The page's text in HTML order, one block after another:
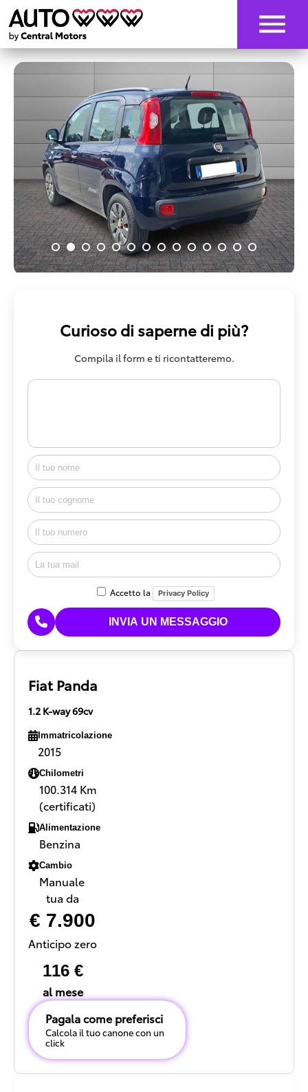
Curioso di saperne di più?
Compila il form e ti ricontatteremo.
Accetto la Privacy Policy
Fiat Panda
1.2 K-way 69cv
Immatricolazione
2015
Chilometri
100.314 Km
(certificati)
Alimentazione
Benzina
Cambio
Manuale
tua da
€ 7.900
Anticipo zero
116 €
al mese
Pagala come preferisci
Calcola il tuo canone con un
click